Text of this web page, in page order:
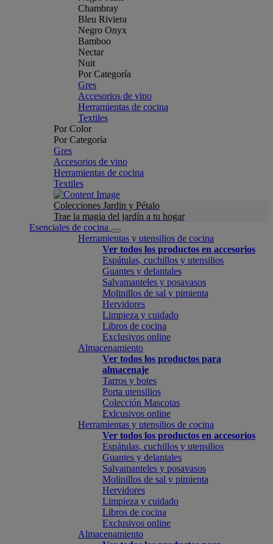
Chambray
Bleu Riviera
Negro Onyx
Bamboo
Nectar
Nuit
Por Categoría
Gres
Accesorios de vino
Herramientas de cocina
Textiles
Por Color
Por Categoría
Gres
Accesorios de vino
Herramientas de cocina
Textiles
Colecciones Jardin y Pétalo
Trae la magia del jardín a tu hogar
Esenciales de cocina
Herramientas y utensilios de cocina
Ver todos los productos en accesorios
Espátulas, cuchillos y utensilios
Guantes y delantales
Salvamanteles y posavasos
Molinillos de sal y pimienta
Hervidores
Limpieza y cuidado
Libros de cocina
Exclusivos online
Almacenamiento
Ver todos los productos para
almacenaje
Tarros y botes
Porta utensilios
Colección Mascotas
Exlcusivos online
Herramientas y utensilios de cocina
Ver todos los productos en accesorios
Espátulas, cuchillos y utensilios
Guantes y delantales
Salvamanteles y posavasos
Molinillos de sal y pimienta
Hervidores
Limpieza y cuidado
Libros de cocina
Exclusivos online
Almacenamiento